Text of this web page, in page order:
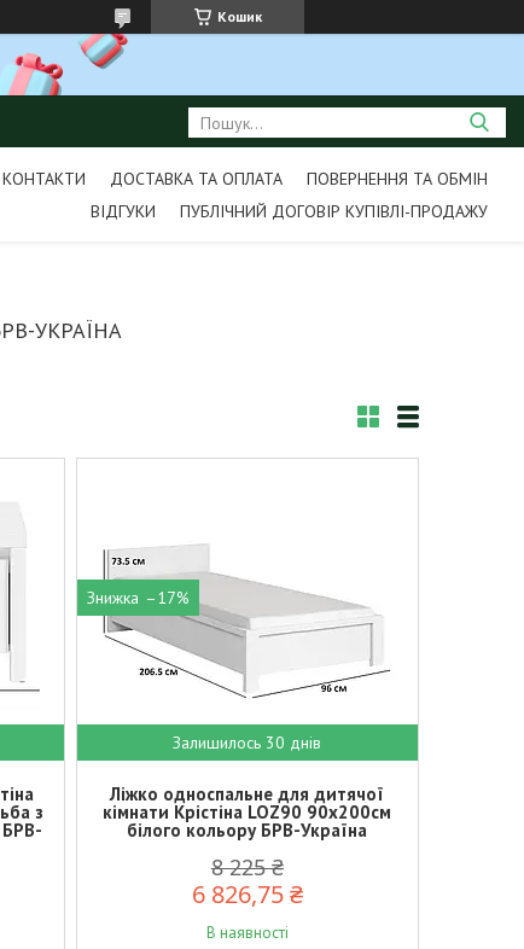
Кошик
КОНТАКТИ ДОСТАВКА ТА ОПЛАТА
ПОВЕРНЕННЯ ТА ОБМІН
ВІДГУКИ
ПУБЛІЧНИЙ ДОГОВІР КУПІВЛІ-ПРОДАЖУ
УКРАЇНА
з
БРВ-
–17%
Залишилось 30 днів
Ліжко односпальне для дитячої
кімнати Крістіна LOZ90 90х200см
білого кольору БРВ-Україна
8 225 ₴
6 826,75 ₴
В наявності